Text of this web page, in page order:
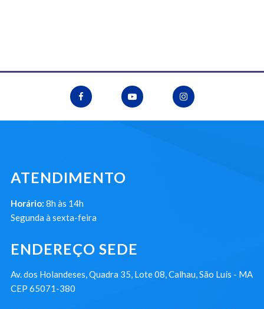
ATENDIMENTO
Horário: 8h às 14h
Segunda à sexta-feira
ENDEREÇO SEDE
Av. dos Holandeses, Quadra 35, Lote 08, Calhau, São Luís - MA
CEP 65071-380